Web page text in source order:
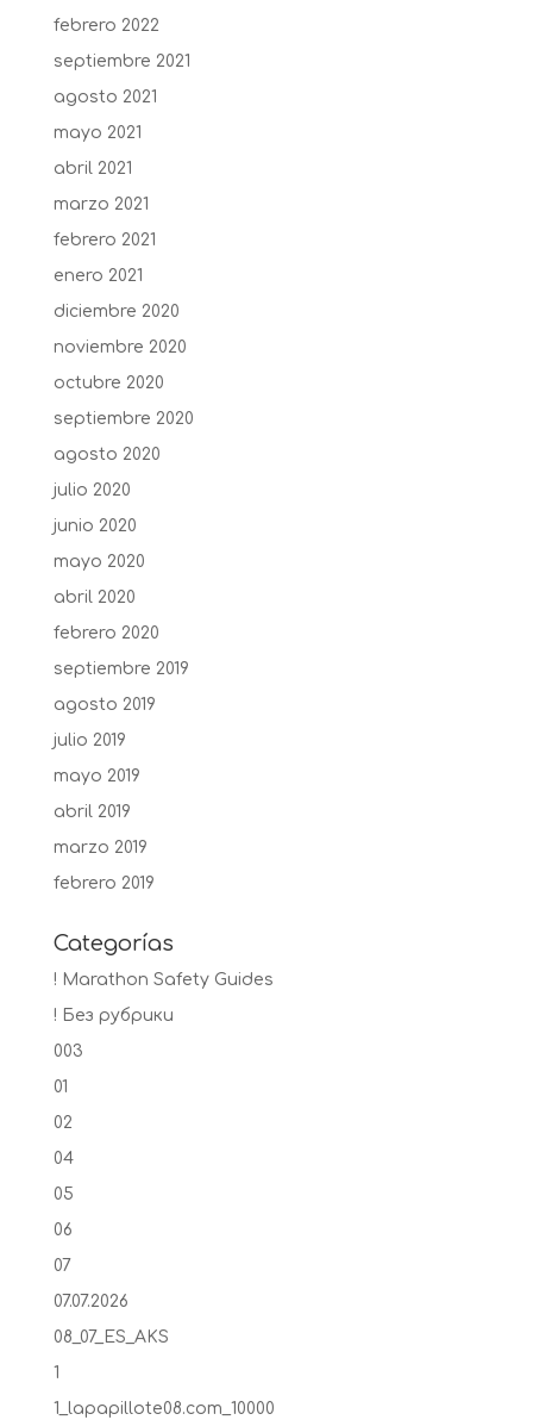
febrero 2022
septiembre 2021
agosto 2021
mayo 2021
abril 2021
marzo 2021
febrero 2021
enero 2021
diciembre 2020
noviembre 2020
octubre 2020
septiembre 2020
agosto 2020
julio 2020
junio 2020
mayo 2020
abril 2020
febrero 2020
septiembre 2019
agosto 2019
julio 2019
mayo 2019
abril 2019
marzo 2019
febrero 2019
Categorías
! Marathon Safety Guides
! Без рубрики
003
01
02
04
05
06
07
07.07.2026
08_07_ES_AKS
1
1_lapapillote08.com_10000